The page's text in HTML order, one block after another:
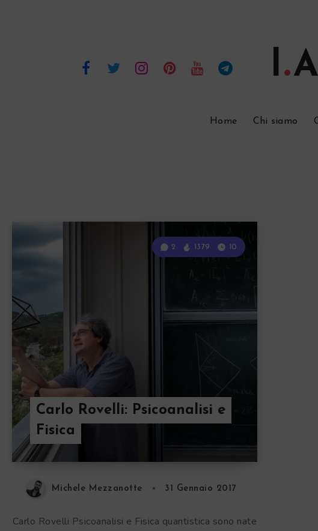
l
Home Chi siamo
Carlo Rovelli: Psicoanalisi e
Fisica
2 1379 10
Michele Mezzanotte 31 Gennaio 2017
Carlo Rovelli Psicoanalisi e Fisica quantistica sono nate